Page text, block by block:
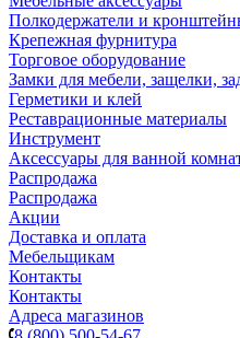
Полкодержатели и
Крепежная фурнитура
Торговое оборудование
Замки для мебели, защелки,
Герметики и клей
Реставрационные материалы
Инструмент
Аксессуары для ванной
Распродажа
Распродажа
Акции
Доставка и оплата
Мебельщикам
Контакты
Контакты
Адреса магазинов